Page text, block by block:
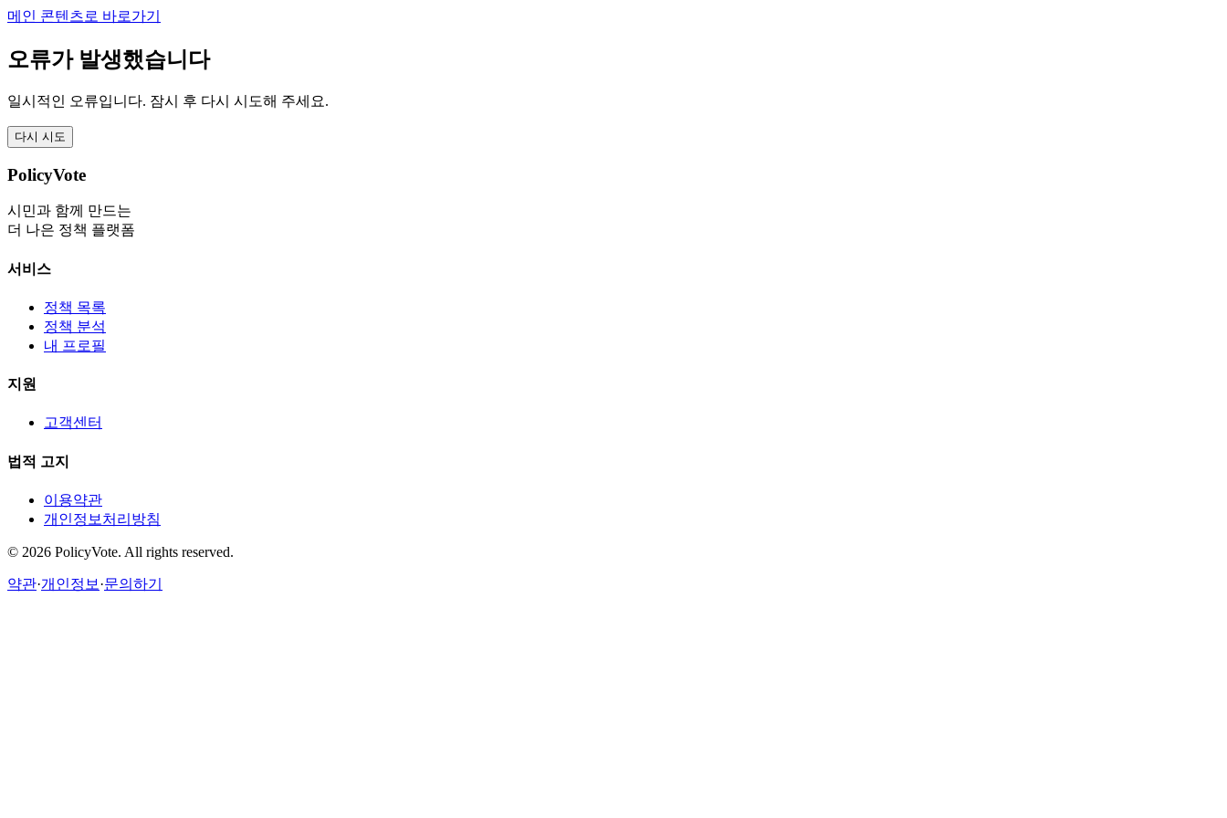
메인 콘텐츠로 바로가기
오류가 발생했습니다
일시적인 오류입니다. 잠시 후 다시 시도해 주세요.
다시 시도
PolicyVote
시민과 함께 만드는
더 나은 정책 플랫폼
서비스
정책 목록
정책 분석
내 프로필
지원
고객센터
법적 고지
이용약관
개인정보처리방침
© 2026 PolicyVote. All rights reserved.
약관·개인정보 ·문의하기